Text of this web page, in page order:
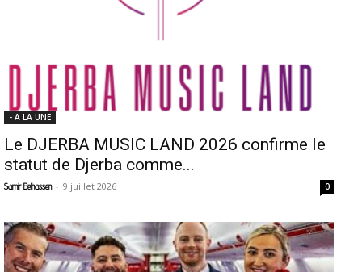
- A LA UNE
Le DJERBA MUSIC LAND 2026 confirme le
statut de Djerba comme...
Samir Belhassen - 9 juillet 2026 0